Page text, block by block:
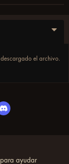
el archivo.
derechos
ayudar